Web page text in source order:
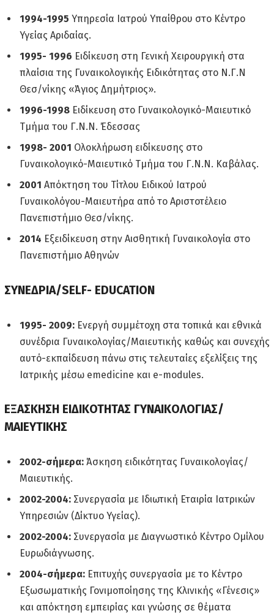
1994-1995 Υπηρεσία Ιατρού Υπαίθρου στο Κέντρο
Υγείας Αριδαίας.
1995- 1996 Ειδίκευση στη Γενική Χειρουργική στα
πλαίσια της Γυναικολογικής Ειδικότητας στο Ν.Γ.Ν
Θεσ/νίκης «Άγιος Δημήτριος».
1996-1998 Ειδίκευση στο Γυναικολογικό-Μαιευτικό
Τμήμα του Γ.Ν.Ν. Έδεσσας
1998- 2001 Ολοκλήρωση ειδίκευσης στο
Γυναικολογικό-Μαιευτικό Τμήμα του Γ.Ν.Ν. Καβάλας.
2001 Απόκτηση του Τίτλου Ειδικού Ιατρού
Γυναικολόγου-Μαιευτήρα από το Αριστοτέλειο
Πανεπιστήμιο Θεσ/νίκης.
2014 Εξειδίκευση στην Αισθητική Γυναικολογία στο
Πανεπιστήμιο Αθηνών
ΣΥΝΕΔΡΙΑ/SELF- EDUCATION
1995- 2009: Ενεργή συμμέτοχη στα τοπικά και εθνικά
συνέδρια Γυναικολογίας/Μαιευτικής καθώς και συνεχής
αυτό-εκπαίδευση πάνω στις τελευταίες εξελίξεις της
Ιατρικής μέσω emedicine και e-modules.
ΕΞΑΣΚΗΣΗ ΕΙΔΙΚΟΤΗΤΑΣ ΓΥΝΑΙΚΟΛΟΓΙΑΣ/
ΜΑΙΕΥΤΙΚΗΣ
2002-σήμερα: Άσκηση ειδικότητας Γυναικολογίας/
Μαιευτικής.
2002-2004: Συνεργασία με Ιδιωτική Εταιρία Ιατρικών
Υπηρεσιών (Δίκτυο Υγείας).
2002-2004: Συνεργασία με Διαγνωστικό Κέντρο Ομίλου
Ευρωδιάγνωσης.
2004-σήμερα: Επιτυχής συνεργασία με το Κέντρο
Εξωσωματικής Γονιμοποίησης της Κλινικής «Γένεσις»
και απόκτηση εμπειρίας και γνώσης σε θέματα